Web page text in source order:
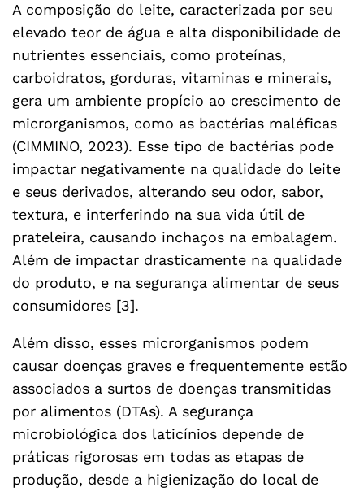
A composição do leite, caracterizada por seu
elevado teor de água e alta disponibilidade de
nutrientes essenciais, como proteínas,
carboidratos, gorduras, vitaminas e minerais,
gera um ambiente propício ao crescimento de
microrganismos, como as bactérias maléficas
(CIMMINO, 2023). Esse tipo de bactérias pode
impactar negativamente na qualidade do leite
e seus derivados, alterando seu odor, sabor,
textura, e interferindo na sua vida útil de
prateleira, causando inchaços na embalagem.
Além de impactar drasticamente na qualidade
do produto, e na segurança alimentar de seus
consumidores [3].
Além disso, esses microrganismos podem
causar doenças graves e frequentemente estão
associados a surtos de doenças transmitidas
por alimentos (DTAs). A segurança
microbiológica dos laticínios depende de
práticas rigorosas em todas as etapas de
produção, desde a higienização do local de